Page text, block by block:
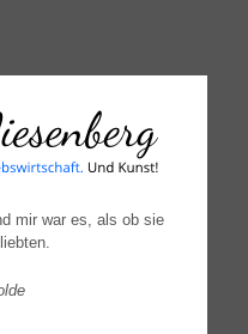
mir war es, als ob sie